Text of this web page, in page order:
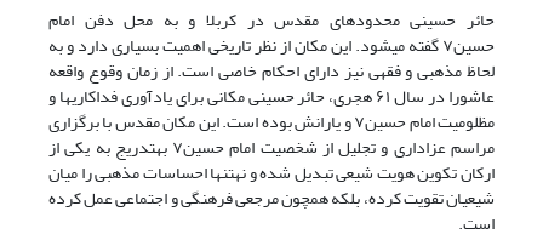
حائر حسینی محدودهای مقدس در کربلا و به محل دفن امام
حسین۷گفته میشود. این مکاناز نظر تاریخی اهمیت بسیاری دارد و به
لحاظ مذهبی و فقهی نیز دارای احکام خاصی است. از زمان وقوع واقعه
عاشورا در سال ۶۱ هجری، حائر حسینی مکانی برای یادآوری فداکاریها و
مظلومیت امام حسین۷و یارانش بوده است. این مکان مقدس با برگزاری
مراسم عزاداری و تجلیل از شخصیت امام حسین۷بهتدریج به یکی از
ارکان تکوین هویت شیعی تبدیل شده و نهتنها احساسات مذهبی را میان
شیعیان تقویت کرده، بلکه همچون مرجعی فرهنگی و اجتماعی عمل کرده
است.